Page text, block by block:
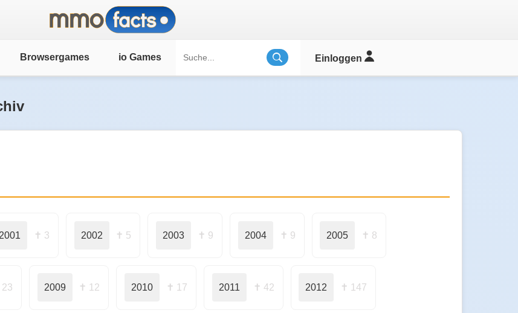
Browsergames io Games Einloggen
2001 ✝ 3 2002 ✝ 5 2003 ✝ 9 2004 ✝ 9 2005 ✝ 8
2009 ✝ 12 2010 ✝ 17 2011 ✝ 42 2012 ✝ 147